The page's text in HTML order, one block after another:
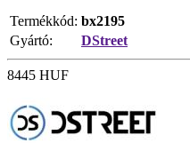
Termékkód: bx2195
Gyártó:
DStreet
8445 HUF